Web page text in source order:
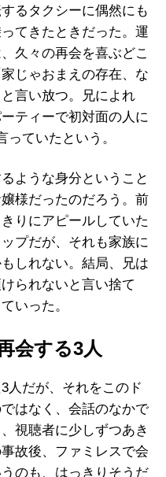
るタクシーに偶然にも
てきたときだった。運
久々の再会を喜ぶどこ
じゃおまえの存在、な
言い放つ。兄によれ
ティーで初対面の人に
っていたという。
ような身分ということ
様だったのだろう。前
りにアピールしていた
プだが、それも家族に
しれない。結局、兄は
られないと言い捨て
いった。
会する3人
だが、それをこのド
はなく、会話のなかで
視聴者に少しずつあき
故後、ファミレスで会
のも、はっきりそうだ